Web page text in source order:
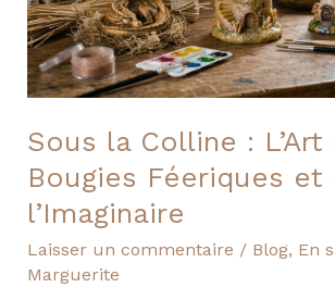
Sous la Colline : L’Art
Bougies Féeriques et
l’Imaginaire
Laisser un commentaire / Blog, En
Marguerite
des
Bougies
Féeriques
et
de
l’Imaginaire